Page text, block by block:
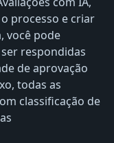
processo e criar
você pode
respondidas
de aprovação
todas as
classificação de